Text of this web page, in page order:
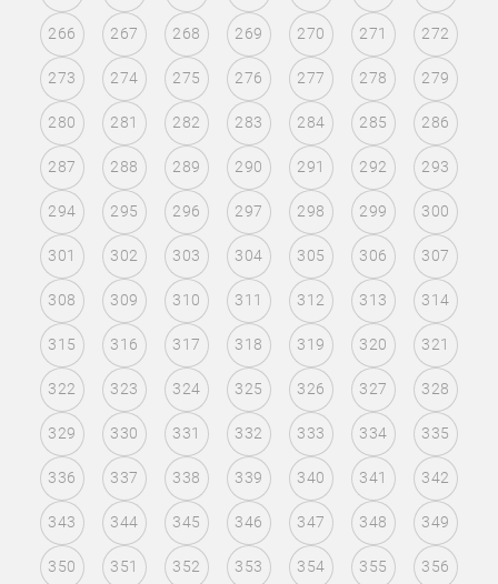
266 267 268 269 270 271 272
273 274 275 276 277 278 279
280 281 282 283 284 285 286
287 288 289 290 291 292 293
294 295 296 297 298 299 300
301 302 303 304 305 306 307
308 309 310 311 312 313 314
315 316 317 318 319 320 321
322 323 324 325 326 327 328
329 330 331 332 333 334 335
336 337 338 339 340 341 342
343 344 345 346 347 348 349
350 351 352 353 354 355 356